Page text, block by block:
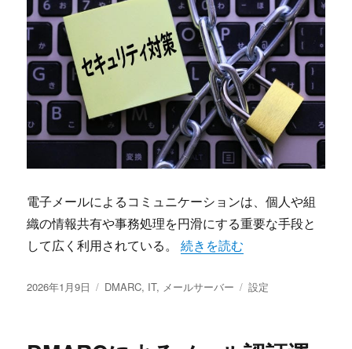
電子メールによるコミュニケーションは、個人や組
織の情報共有や事務処理を円滑にする重要な手段と
して広く利用されている。“DMARCによるなりすまし
続きを読む
投
2026年1月9日
カ
DMARC, IT, メールサーバー
タ
設定